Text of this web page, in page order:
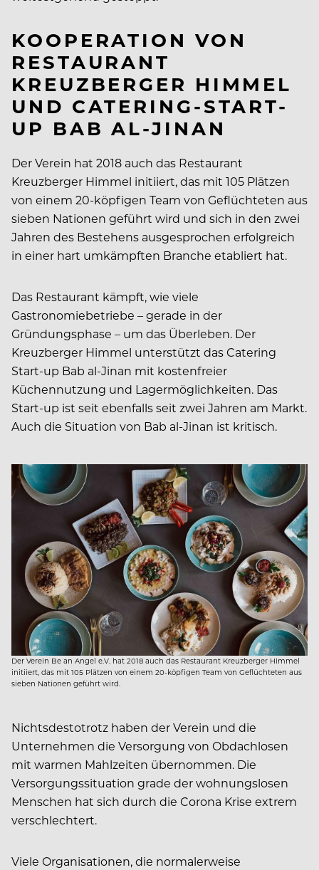
KOOPERATION VON
RESTAURANT
KREUZBERGER HIMMEL
UND CATERING-START-
UP BAB AL-JINAN
Der Verein hat 2018 auch das Restaurant
Kreuzberger Himmel initiiert, das mit 105 Plätzen
von einem 20-köpfigen Team von Geflüchteten aus
sieben Nationen geführt wird und sich in den zwei
Jahren des Bestehens ausgesprochen erfolgreich
in einer hart umkämpften Branche etabliert hat.
Das Restaurant kämpft, wie viele
Gastronomiebetriebe – gerade in der
Gründungsphase – um das Überleben. Der
Kreuzberger Himmel unterstützt das Catering
Start-up Bab al-Jinan mit kostenfreier
Küchennutzung und Lagermöglichkeiten. Das
Start-up ist seit ebenfalls seit zwei Jahren am Markt.
Auch die Situation von Bab al-Jinan ist kritisch.
Der Verein Be an Angel e.V. hat 2018 auch das Restaurant Kreuzberger Himmel
initiiert, das mit 105 Plätzen von einem 20-köpfigen Team von Geflüchteten aus
sieben Nationen geführt wird.
Nichtsdestotrotz haben der Verein und die
Unternehmen die Versorgung von Obdachlosen
mit warmen Mahlzeiten übernommen. Die
Versorgungssituation grade der wohnungslosen
Menschen hat sich durch die Corona Krise extrem
verschlechtert.
Viele Organisationen, die normalerweise